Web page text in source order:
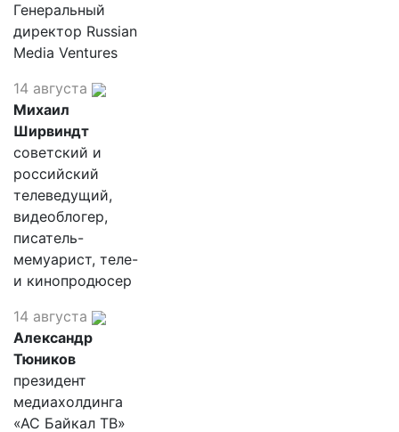
Генеральный
директор Russian
Media Ventures
14 августа
Михаил
Ширвиндт
советский и
российский
телеведущий,
видеоблогер,
писатель-
мемуарист, теле-
и кинопродюсер
14 августа
Александр
Тюников
президент
медиахолдинга
«АС Байкал ТВ»